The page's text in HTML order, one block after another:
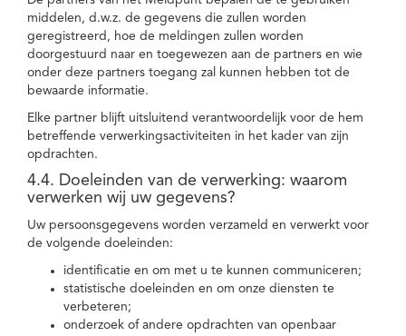
middelen, d.w.z. de gegevens die zullen worden
geregistreerd, hoe de meldingen zullen worden
doorgestuurd naar en toegewezen aan de partners en wie
onder deze partners toegang zal kunnen hebben tot de
bewaarde informatie.
Elke partner blijft uitsluitend verantwoordelijk voor de hem
betreffende verwerkingsactiviteiten in het kader van zijn
opdrachten.
4.4. Doeleinden van de verwerking: waarom
verwerken wij uw gegevens?
Uw persoonsgegevens worden verzameld en verwerkt voor
de volgende doeleinden:
identificatie en om met u te kunnen communiceren;
statistische doeleinden en om onze diensten te
verbeteren;
onderzoek of andere opdrachten van openbaar